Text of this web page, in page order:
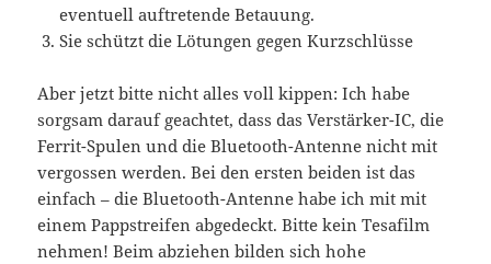
eventuell auftretende Betauung.
Sie schützt die Lötungen gegen Kurzschlüsse
Aber jetzt bitte nicht alles voll kippen: Ich habe
sorgsam darauf geachtet, dass das Verstärker-IC, die
Ferrit-Spulen und die Bluetooth-Antenne nicht mit
vergossen werden. Bei den ersten beiden ist das
einfach – die Bluetooth-Antenne habe ich mit mit
einem Pappstreifen abgedeckt. Bitte kein Tesafilm
nehmen! Beim abziehen bilden sich hohe